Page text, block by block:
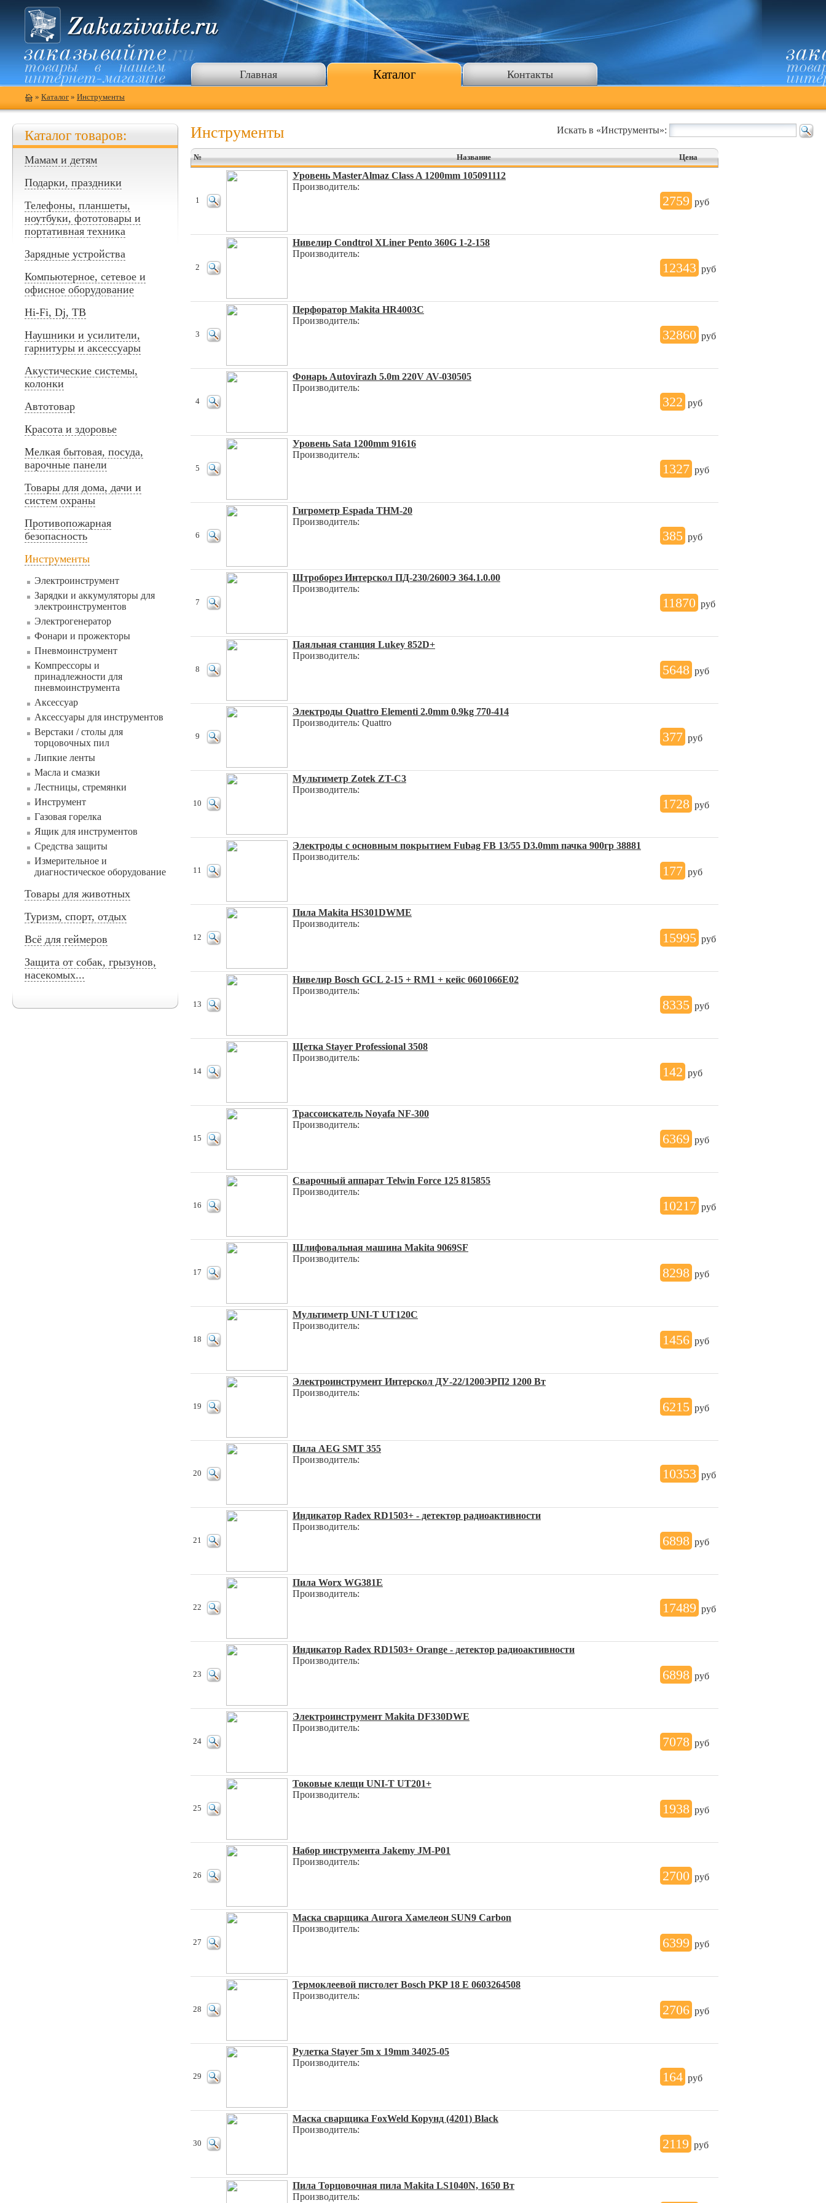
Главная Каталог Контакты
» Каталог » Инструменты
Каталог товаров:
Мамам и детям
Подарки, праздники
Телефоны, планшеты,
ноутбуки, фототовары и
портативная техника
Зарядные устройства
Компьютерное, сетевое и
офисное оборудование
Hi-Fi, Dj, ТВ
Наушники и усилители,
гарнитуры и аксессуары
Акустические системы,
колонки
Автотовар
Красота и здоровье
Мелкая бытовая, посуда,
варочные панели
Товары для дома, дачи и
систем охраны
Противопожарная
безопасность
Инструменты
Электроинструмент
Зарядки и аккумуляторы для
электроинструментов
Электрогенератор
Фонари и прожекторы
Пневмоинструмент
Компрессоры и
принадлежности для
пневмоинструмента
Аксессуар
Аксессуары для инструментов
Верстаки / столы для
торцовочных пил
Липкие ленты
Масла и смазки
Лестницы, стремянки
Инструмент
Газовая горелка
Ящик для инструментов
Средства защиты
Измерительное и
диагностическое оборудование
Товары для животных
Туризм, спорт, отдых
Всё для геймеров
Защита от собак, грызунов,
насекомых...
Искать в «Инструменты»:
Инструменты
№ Название Цена
1
Уровень MasterAlmaz Class A 1200mm 105091112
Производитель:
2759 руб
2
Нивелир Condtrol XLiner Pento 360G 1-2-158
Производитель:
12343 руб
3
Перфоратор Makita HR4003C
Производитель:
32860 руб
4
Фонарь Autovirazh 5.0m 220V AV-030505
Производитель:
322 руб
5
Уровень Sata 1200mm 91616
Производитель:
1327 руб
6
Гигрометр Espada THM-20
Производитель:
385 руб
7
Штроборез Интерскол ПД-230/2600Э 364.1.0.00
Производитель:
11870 руб
8
Паяльная станция Lukey 852D+
Производитель:
5648 руб
9
Электроды Quattro Elementi 2.0mm 0.9kg 770-414
Производитель: Quattro
377 руб
10
Мультиметр Zotek ZT-C3
Производитель:
1728 руб
11
Электроды с основным покрытием Fubag FB 13/55 D3.0mm пачка 900гр 38881
Производитель:
177 руб
12
Пила Makita HS301DWME
Производитель:
15995 руб
13
Нивелир Bosch GCL 2-15 + RM1 + кейс 0601066E02
Производитель:
8335 руб
14
Щетка Stayer Professional 3508
Производитель:
142 руб
15
Трассоискатель Noyafa NF-300
Производитель:
6369 руб
16
Сварочный аппарат Telwin Force 125 815855
Производитель:
10217 руб
17
Шлифовальная машина Makita 9069SF
Производитель:
8298 руб
18
Мультиметр UNI-T UT120C
Производитель:
1456 руб
19
Электроинструмент Интерскол ДУ-22/1200ЭРП2 1200 Вт
Производитель:
6215 руб
20
Пила AEG SMT 355
Производитель:
10353 руб
21
Индикатор Radex RD1503+ - детектор радиоактивности
Производитель:
6898 руб
22
Пила Worx WG381E
Производитель:
17489 руб
23
Индикатор Radex RD1503+ Orange - детектор радиоактивности
Производитель:
6898 руб
24
Электроинструмент Makita DF330DWE
Производитель:
7078 руб
25
Токовые клещи UNI-T UT201+
Производитель:
1938 руб
26
Набор инструмента Jakemy JM-P01
Производитель:
2700 руб
27
Маска сварщика Aurora Хамелеон SUN9 Carbon
Производитель:
6399 руб
28
Термоклеевой пистолет Bosch PKP 18 E 0603264508
Производитель:
2706 руб
29
Рулетка Stayer 5m x 19mm 34025-05
Производитель:
164 руб
30
Маска сварщика FoxWeld Корунд (4201) Black
Производитель:
2119 руб
Пила Торцовочная пила Makita LS1040N, 1650 Вт
Производитель: